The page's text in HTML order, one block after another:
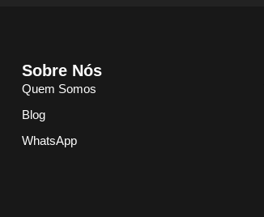
Sobre Nós
Quem Somos
Blog
WhatsApp